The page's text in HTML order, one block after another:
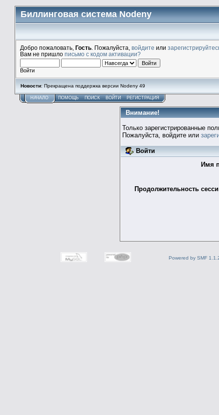
Биллинговая система Nodeny
Добро пожаловать, Гость . Пожалуйста, войдите или
Вам не пришло письмо с кодом активации?
Войти
Новости: Прекращена поддержка версии Nodeny 49
НАЧАЛО ПОМОЩЬ ПОИСК ВОЙТИ РЕГИСТРАЦИЯ
Внимание!
Только зарегистрированные
Пожалуйста, войдите или
Войти
Имя
Продолжительность
Powered by SMF